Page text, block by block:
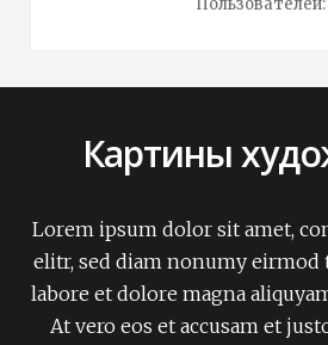
Пользователей:
Картины
Lorem ipsum dolor sit amet,
elitr, sed diam nonumy
labore et dolore magna
At vero eos et accusam et